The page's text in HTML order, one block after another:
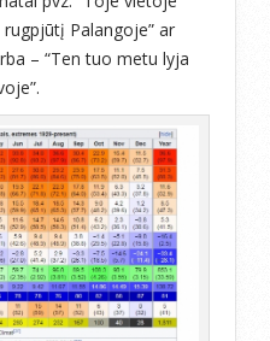
Palangoje” ar
– “Ten tuo metu lyja